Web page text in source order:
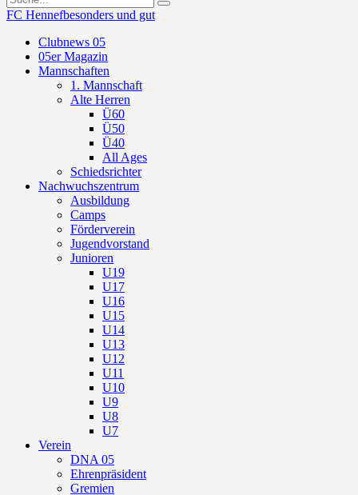
FC Hennefbesonders und gut
Clubnews 05
05er Magazin
Mannschaften
1. Mannschaft
Alte Herren
Ü60
Ü50
Ü40
All Ages
Schiedsrichter
Nachwuchszentrum
Ausbildung
Camps
Förderverein
Jugendvorstand
Junioren
U19
U17
U16
U15
U14
U13
U12
U11
U10
U9
U8
U7
Verein
DNA 05
Ehrenpräsident
Gremien